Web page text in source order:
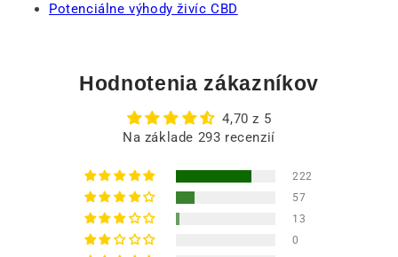
Potenciálne výhody živíc CBD
Hodnotenia zákazníkov
4,70 z 5
Na základe 293 recenzií
222
57
13
0